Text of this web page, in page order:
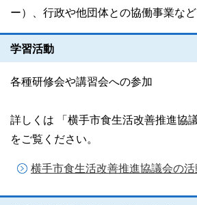
ー）、行政や他団体との協働事業など
学習活動
各種研修会や講習会への参加
詳しくは 「横手市食生活改善推進協
をご覧ください。
横手市食生活改善推進協議会の活